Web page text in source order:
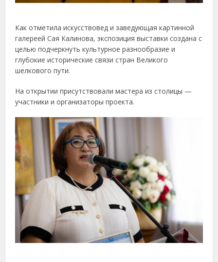
Как отметила искусствовед и заведующая картинной
галереей Сая Калинова, экспозиция выставки создана с
целью подчеркнуть культурное разнообразие и
глубокие исторические связи стран Великого
шелкового пути.
На открытии присутствовали мастера из столицы —
участники и организаторы проекта.